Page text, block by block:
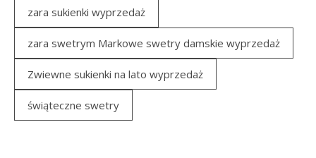
zara sukienki wyprzedaż
zara swetrym Markowe swetry damskie wyprzedaż
Zwiewne sukienki na lato wyprzedaż
świąteczne swetry